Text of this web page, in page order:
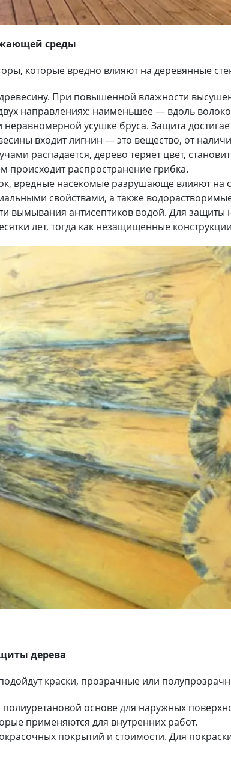
среды
которые вредно влияют на деревянные
При повышенной влажности
направлениях: наименьшее — вдоль
усушке бруса. Защита
входит лигнин — это вещество, от
распадается, дерево теряет цвет,
происходит распространение грибка.
вредные насекомые разрушающе влияют на
свойствами, а также
вымывания антисептиков водой. Для
лет, тогда как незащищенные
дерева
краски, прозрачные или
основе для наружных
применяются для внутренних работ.
покрытий и стоимости. Для